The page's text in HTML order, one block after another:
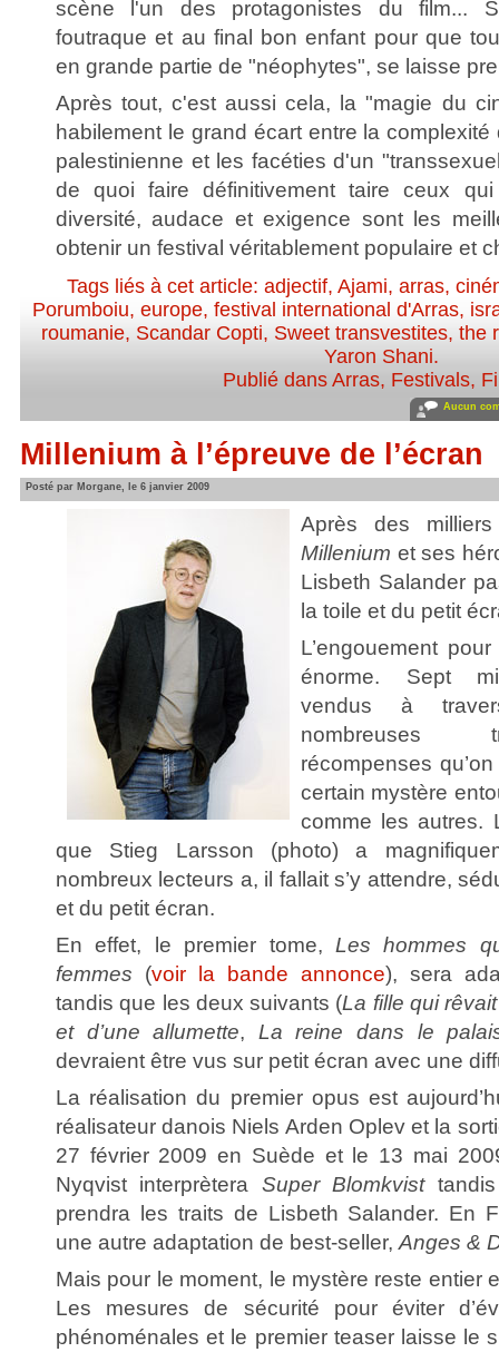
scène l'un des protagonistes du film...
foutraque et au final bon enfant pour que
en grande partie de "néophytes", se laisse
Après tout, c'est aussi cela, la "magie du
habilement le grand écart entre la
palestinienne et les facéties d'un
de quoi faire définitivement taire ceux
diversité, audace et exigence sont les
obtenir un festival véritablement populaire et
Tags liés à cet article:adjectif,Ajami,arras,
Porumboiu, europe, festival international d'Arras,
roumanie, Scandar Copti, Sweet transvestites,the
Yaron Shani.
Publié dansArras, Festivals,
Aucun
Millenium à l’épreuve de l’écran
Posté par Morgane, le 6 janvier 2009
Après des
Millenium et ses
Lisbeth Salander
la toile et du petit
L’engouement
énorme. Sept
vendus à
nombreuses
récompenses
certain mystère
comme les autres.
que Stieg Larsson (photo) a
nombreux lecteurs a, il fallait s’y attendre,
et du petit écran.
En effet, le premier tome, Les hommes
femmes (voir la bande annonce), sera
tandis que les deux suivants (La fille qui
et d’une allumette, La reine dans le
devraient être vus sur petit écran avec une
La réalisation du premier opus est
réalisateur danois Niels Arden Oplev et la
27 février 2009 en Suède et le 13 mai
Nyqvist interprètera Super Blomkvist
prendra les traits de Lisbeth Salander. En
une autre adaptation de best-seller, Anges &
Mais pour le moment, le mystère reste entier
Les mesures de sécurité pour éviter
phénoménales et le premier teaser laisse le